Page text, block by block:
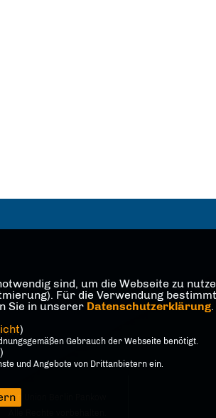
Union Berlin Pankow
sind, um die Webseite zu
Für die Verwendung
Sie in unserer Datenschutzerklärung.
)
Gebrauch der Webseite benötigt.
)
und Angebote von Drittanbietern ein.